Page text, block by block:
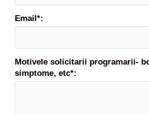
Email*:
Motivele solicitarii programarii-
simptome, etc*: